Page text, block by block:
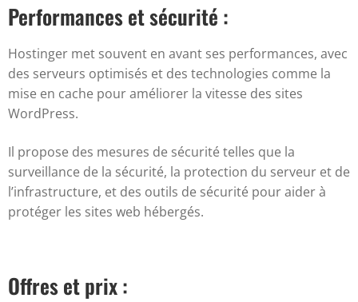
Performances et sécurité :
Hostinger met souvent en avant ses performances, avec
des serveurs optimisés et des technologies comme la
mise en cache pour améliorer la vitesse des sites
WordPress.
Il propose des mesures de sécurité telles que la
surveillance de la sécurité, la protection du serveur et de
l’infrastructure, et des outils de sécurité pour aider à
protéger les sites web hébergés.
Offres et prix :